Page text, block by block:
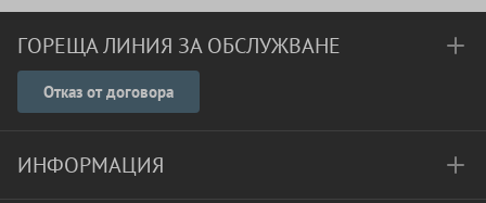
ГОРЕЩА ЛИНИЯ ЗА ОБСЛУЖВАНЕ
Отказ от договора
ИНФОРМАЦИЯ